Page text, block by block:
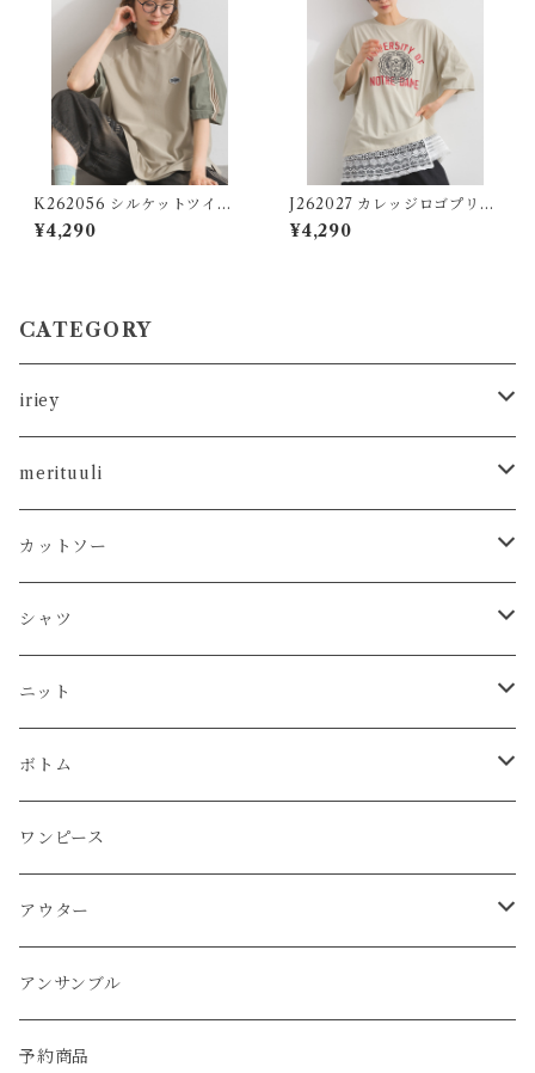
K262056 シルケットツイル
ライントラックプルオーバー /
Mercerized Twill Line Tra
¥4,290
J262027 カレッジロゴプリン
ト 異素材レイヤード風チュニ
ック / College Logo Print
¥4,290
CATEGORY
iriey
カットソー
タンクトップ
Tシャツ
ベスト
カーディガン
シャツ
シャツ
プルオーバー
ニット
プルオーバー
パーカー
ボトム
パンツ
スカート
ワンピース
アウター
ブルゾン
ジャケット
アンサンブル
merituuli
カットソー
カーディガン
プルオーバー
シャツ
ニット
カーディガン
プルオーバー
ボトム
ワンピース
アウター
ベスト
ジャケット
アンサンブル
カットソー
タンクトップ
Tシャツ
プルオーバー
チュニック
パーカー
ワンピース
ベスト
シャツ
シャツ
プルオーバー
チュニック
ワンピース
カーディガン
パーカー
ニット
プルオーバー
パーカー
カーディガン
ワンピース
ベスト
ボトム
パンツ
スカート
ワンピース
アウター
ブルゾン
ジャケット
アンサンブル
予約商品